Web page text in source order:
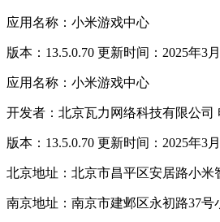
应用名称：小米游戏中心
版本：13.5.0.70 更新时间：2025年3
应用名称：小米游戏中心
开发者：北京瓦力网络科技有限公司
版本：13.5.0.70 更新时间：2025年3
北京地址：北京市昌平区安居路小米
南京地址：南京市建邺区永初路37号